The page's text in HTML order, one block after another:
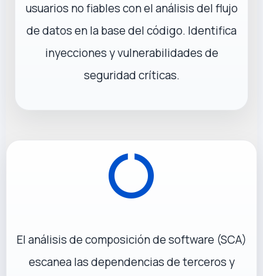
usuarios no fiables con el análisis del flujo
de datos en la base del código. Identifica
inyecciones y vulnerabilidades de
seguridad críticas.
El análisis de composición de software (SCA)
escanea las dependencias de terceros y